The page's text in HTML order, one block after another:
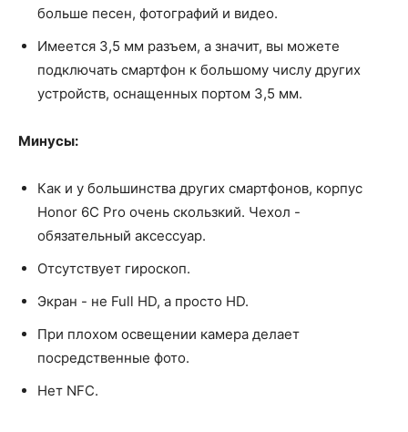
больше песен, фотографий и видео.
Имеется 3,5 мм разъем, а значит, вы можете
подключать смартфон к большому числу других
устройств, оснащенных портом 3,5 мм.
Минусы:
Как и у большинства других смартфонов, корпус
Honor 6C Pro очень скользкий. Чехол -
обязательный аксессуар.
Отсутствует гироскоп.
Экран - не Full HD, а просто HD.
При плохом освещении камера делает
посредственные фото.
Нет NFC.